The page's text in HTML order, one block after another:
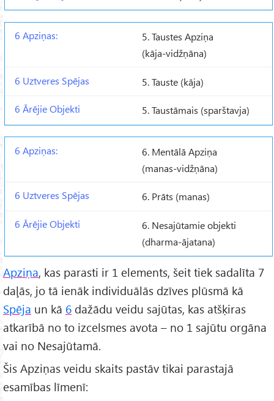
5. Taustes Apziņa
(kāja-vidžņāna)
5. Tauste (kāja)
5. Taustāmais (sparštavja)
6. Mentālā Apziņa
(manas-vidžņāna)
6. Prāts (manas)
6. Nesajūtamie objekti
(dharma-ājatana)
Apziņa, kas parasti ir 1 elements, šeit tiek sadalīta 7
daļās, jo tā ienāk individuālās dzīves plūsmā kā
Spēja un kā 6 dažādu veidu sajūtas, kas atšķiras
atkarībā no to izcelsmes avota – no 1 sajūtu orgāna
vai no Nesajūtamā.
Šis Apziņas veidu skaits pastāv tikai parastajā
esamības līmenī: